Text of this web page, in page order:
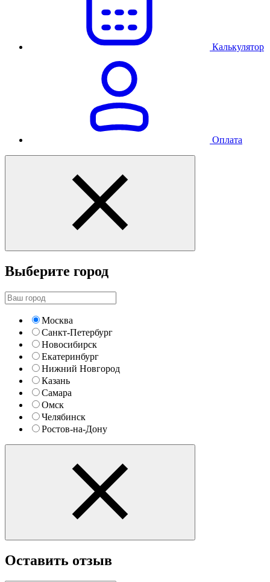
Калькулятор
Оплата
Выберите город
Москва
Санкт-Петербург
Новосибирск
Екатеринбург
Нижний Новгород
Казань
Самара
Омск
Челябинск
Ростов-на-Дону
Оставить отзыв